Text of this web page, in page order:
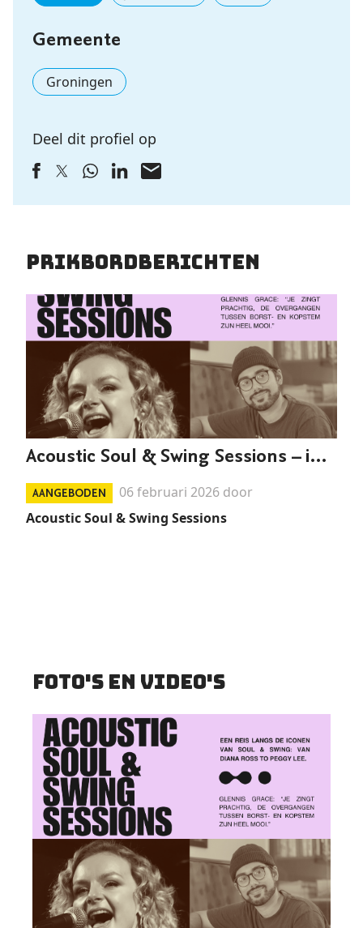
Gemeente
Groningen
Deel dit profiel op
Prikbordberichten
Acoustic Soul & Swing Sessions – intiem duo-concert
AANGEBODEN
06 februari 2026 door
Acoustic Soul & Swing Sessions
Foto's en video's